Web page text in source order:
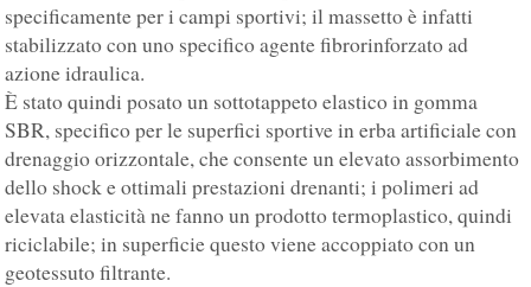
specificamente per i campi sportivi; il massetto è infatti
stabilizzato con uno specifico agente fibrorinforzato ad
azione idraulica.
È stato quindi posato un sottotappeto elastico in gomma
SBR, specifico per le superfici sportive in erba artificiale con
drenaggio orizzontale, che consente un elevato assorbimento
dello shock e ottimali prestazioni drenanti; i polimeri ad
elevata elasticità ne fanno un prodotto termoplastico, quindi
riciclabile; in superficie questo viene accoppiato con un
geotessuto filtrante.